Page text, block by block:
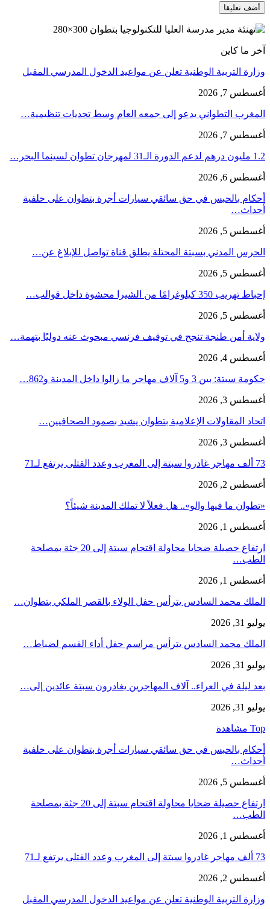
آخر ما كاين
وزارة التربية الوطنية تعلن عن مواعيد الدخول المدرسي المقبل
أغسطس 7, 2026
المغرب التطواني يدعو إلى جمعه العام وسط تحديات تنظيمية…
أغسطس 7, 2026
1.2 مليون درهم لدعم الدورة الـ31 لمهرجان تطوان لسينما البحر…
أغسطس 6, 2026
أحكام بالحبس في حق سائقي سيارات أجرة بتطوان على خلفية
أحداث…
أغسطس 5, 2026
الحرس المدني بسبتة المحتلة يطلق قناة تواصل للإبلاغ عن…
أغسطس 5, 2026
إحباط تهريب 350 كيلوغرامًا من الشيرا محشوة داخل قوالب…
أغسطس 5, 2026
ولاية أمن طنجة تنجح في توقيف فرنسي مبحوث عنه دوليًا بتهمة…
أغسطس 4, 2026
حكومة سبتة: بين 3 و5 آلاف مهاجر ما زالوا داخل المدينة و862…
أغسطس 3, 2026
اتحاد المقاولات الإعلامية بتطوان يشيد بصمود الصحافيين…
أغسطس 3, 2026
73 ألف مهاجر غادروا سبتة إلى المغرب وعدد القتلى يرتفع لـ71
أغسطس 2, 2026
«تطوان ما فيها والو».. هل فعلاً لا تملك المدينة شيئاً؟
أغسطس 1, 2026
ارتفاع حصيلة ضحايا محاولة اقتحام سبتة إلى 20 جثة بمصلحة
الطب…
أغسطس 1, 2026
الملك محمد السادس يترأس حفل الولاء بالقصر الملكي بتطوان…
يوليو 31, 2026
الملك محمد السادس يترأس مراسم حفل أداء القسم لضباط…
يوليو 31, 2026
بعد ليلة في العراء.. آلاف المهاجرين يغادرون سبتة عائدين إلى…
يوليو 31, 2026
Top مشاهدة
أحكام بالحبس في حق سائقي سيارات أجرة بتطوان على خلفية
أحداث…
أغسطس 5, 2026
ارتفاع حصيلة ضحايا محاولة اقتحام سبتة إلى 20 جثة بمصلحة
الطب…
أغسطس 1, 2026
73 ألف مهاجر غادروا سبتة إلى المغرب وعدد القتلى يرتفع لـ71
أغسطس 2, 2026
وزارة التربية الوطنية تعلن عن مواعيد الدخول المدرسي المقبل